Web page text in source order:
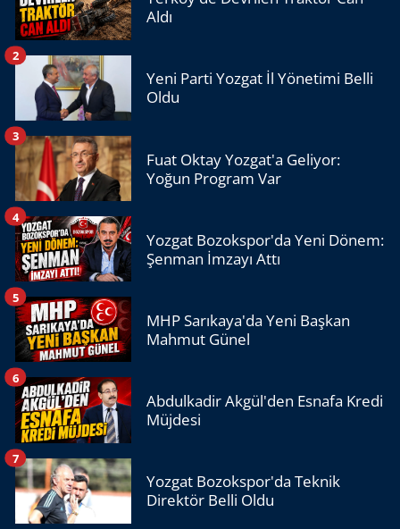
Aldı
Yeni Parti Yozgat İl Yönetimi Belli
Oldu
2
Fuat Oktay Yozgat'a Geliyor:
Yoğun Program Var
3
Yozgat Bozokspor'da Yeni Dönem:
Şenman İmzayı Attı
4
MHP Sarıkaya'da Yeni Başkan
Mahmut Günel
5
Abdulkadir Akgül'den Esnafa Kredi
Müjdesi
6
Yozgat Bozokspor'da Teknik
Direktör Belli Oldu
7